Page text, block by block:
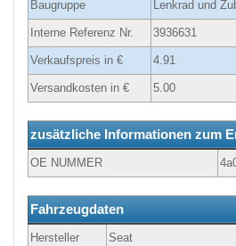
Baugruppe Lenkrad und
Interne Referenz Nr. 3936631
Verkaufspreis in € 4.91
Versandkosten in € 5.00
zusätzliche Informationen zum
OE NUMMER
Fahrzeugdaten
Hersteller Seat